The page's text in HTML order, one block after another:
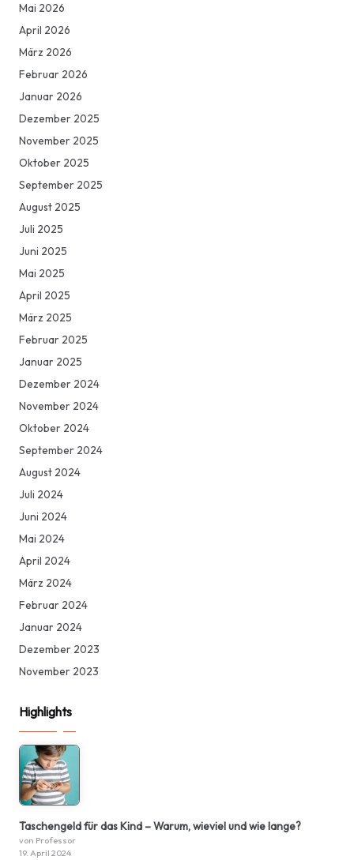
Mai 2026
April 2026
März 2026
Februar 2026
Januar 2026
Dezember 2025
November 2025
Oktober 2025
September 2025
August 2025
Juli 2025
Juni 2025
Mai 2025
April 2025
März 2025
Februar 2025
Januar 2025
Dezember 2024
November 2024
Oktober 2024
September 2024
August 2024
Juli 2024
Juni 2024
Mai 2024
April 2024
März 2024
Februar 2024
Januar 2024
Dezember 2023
November 2023
Highlights
Taschengeld für das Kind – Warum, wieviel und wie lange?
von Professor
19. April 2024